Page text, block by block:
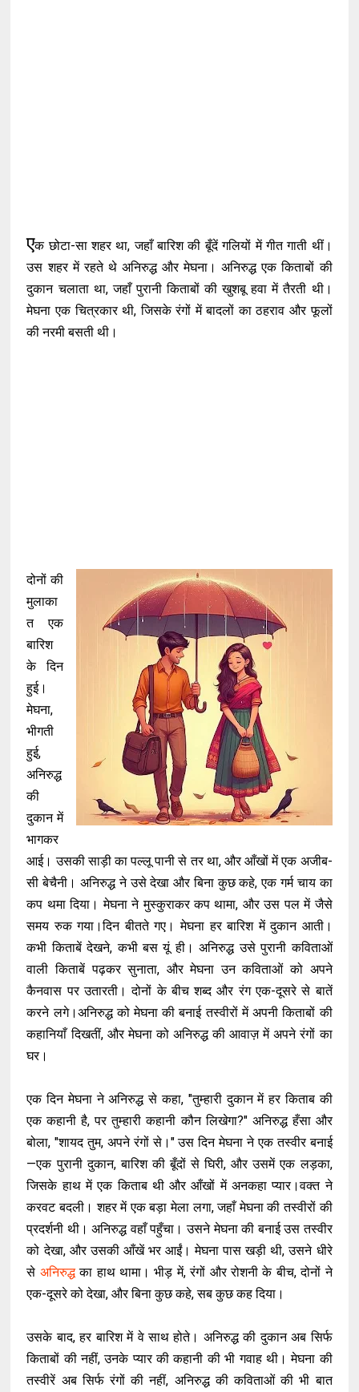
एक छोटा-सा शहर था, जहाँ बारिश की बूँदें गलियों में गीत गाती थीं।
उस शहर में रहते थे अनिरुद्ध और मेघना। अनिरुद्ध एक किताबों की
दुकान चलाता था, जहाँ पुरानी किताबों की खुशबू हवा में तैरती थी।
मेघना एक चित्रकार थी, जिसके रंगों में बादलों का ठहराव और फूलों
की नरमी बसती थी।
दोनों की
मुलाका
त एक
बारिश
के दिन
हुई।
मेघना,
भीगती
हुई,
अनिरुद्ध
की
दुकान में
भागकर
आई। उसकी साड़ी का पल्लू पानी से तर था, और आँखों में एक अजीब-
सी बेचैनी। अनिरुद्ध ने उसे देखा और बिना कुछ कहे, एक गर्म चाय का
कप थमा दिया। मेघना ने मुस्कुराकर कप थामा, और उस पल में जैसे
समय रुक गया।दिन बीतते गए। मेघना हर बारिश में दुकान आती।
कभी किताबें देखने, कभी बस यूं ही। अनिरुद्ध उसे पुरानी कविताओं
वाली किताबें पढ़कर सुनाता, और मेघना उन कविताओं को अपने
कैनवास पर उतारती। दोनों के बीच शब्द और रंग एक-दूसरे से बातें
करने लगे।अनिरुद्ध को मेघना की बनाई तस्वीरों में अपनी किताबों की
कहानियाँ दिखतीं, और मेघना को अनिरुद्ध की आवाज़ में अपने रंगों का
घर।
एक दिन मेघना ने अनिरुद्ध से कहा, "तुम्हारी दुकान में हर किताब की
एक कहानी है, पर तुम्हारी कहानी कौन लिखेगा?" अनिरुद्ध हँसा और
बोला, "शायद तुम, अपने रंगों से।" उस दिन मेघना ने एक तस्वीर बनाई
—एक पुरानी दुकान, बारिश की बूँदों से घिरी, और उसमें एक लड़का,
जिसके हाथ में एक किताब थी और आँखों में अनकहा प्यार।वक्त ने
करवट बदली। शहर में एक बड़ा मेला लगा, जहाँ मेघना की तस्वीरों की
प्रदर्शनी थी। अनिरुद्ध वहाँ पहुँचा। उसने मेघना की बनाई उस तस्वीर
को देखा, और उसकी आँखें भर आईं। मेघना पास खड़ी थी, उसने धीरे
से अनिरुद्धका हाथ थामा। भीड़ में, रंगों और रोशनी के बीच, दोनों ने
एक-दूसरे को देखा, और बिना कुछ कहे, सब कुछ कह दिया।
उसके बाद, हर बारिश में वे साथ होते। अनिरुद्ध की दुकान अब सिर्फ
किताबों की नहीं, उनके प्यार की कहानी की भी गवाह थी। मेघना की
तस्वीरें अब सिर्फ रंगों की नहीं, अनिरुद्ध की कविताओं की भी बात